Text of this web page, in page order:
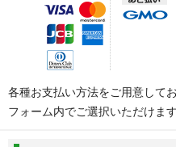
各種お支払い方法をご用意して
フォーム内でご選択いただけます